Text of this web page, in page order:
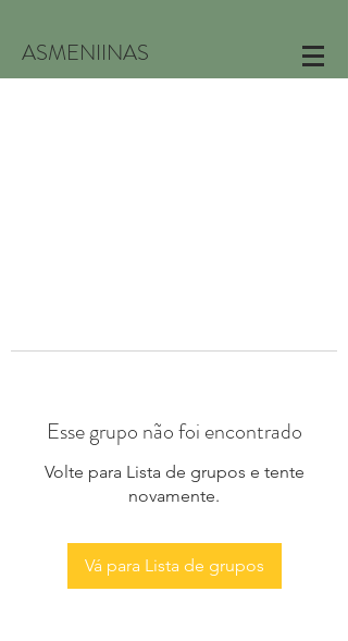
ASMENIINAS
Esse grupo não foi encontrado
Volte para Lista de grupos e tente
novamente.
Vá para Lista de grupos